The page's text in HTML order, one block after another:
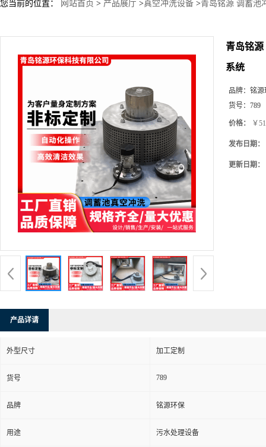
您当前的位置： 网站首页 > 产品展厅 >真空冲洗设备 >青岛铭源 调蓄池
青岛铭
系统
品牌： 铭源
货号： 789
价格： ￥
发布日期：
更新日期：
产品详请
外型尺寸 加工定制
货号 789
品牌 铭源环保
用途 污水处理设备